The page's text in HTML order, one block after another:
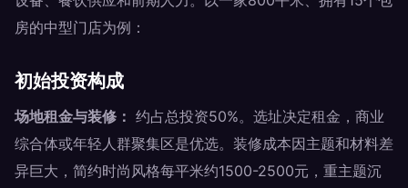
房的中型门店为例：
初始投资构成
场地租金与装修： 约占总投资50%。选址决定租金，商业
综合体或年轻人群聚集区是优选。装修成本因主题和材料差
异巨大，简约时尚风格每平米约1500-2500元，重主题沉